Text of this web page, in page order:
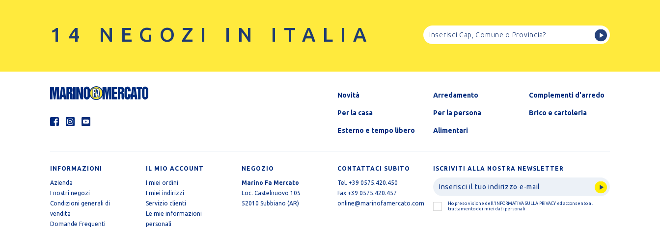
14 NEGOZI IN ITALIA
Novità Arredamento Complementi d'arredo
Per la casa Per la persona Brico e cartoleria
Esterno e tempo libero Alimentari
INFORMAZIONI
Azienda
I nostri negozi
Condizioni generali di
vendita
Domande Frequenti
IL MIO ACCOUNT
I miei ordini
I miei indirizzi
Servizio clienti
Le mie informazioni
personali
NEGOZIO
Marino Fa Mercato
Loc. Castelnuovo 105
52010 Subbiano (AR)
CONTATTACI SUBITO
Tel. +39 0575.420.450
Fax +39 0575.420.457
online@marinofamercato.com
ISCRIVITI ALLA NOSTRA NEWSLETTER
Ho preso visione dell' INFORMATIVA SULLA PRIVACY ed acconsento al
trattamento dei miei dati personali